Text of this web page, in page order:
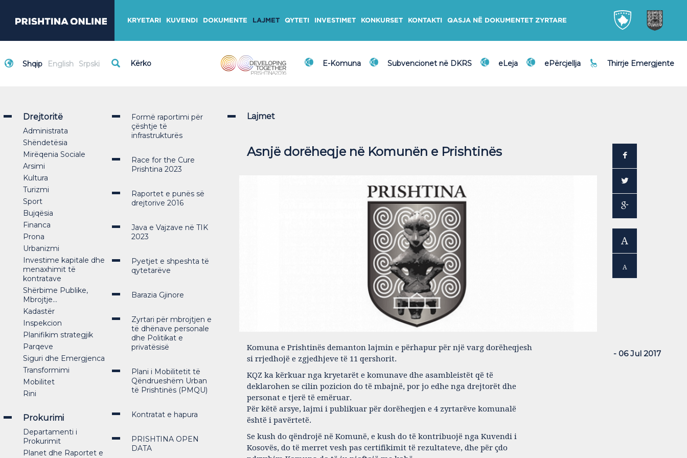
KRYETARI KUVENDI DOKUMENTE LAJMET QYTETI INVESTIMET KONKURSET KONTAKTI QASJA NË DOKUMENTET ZYRTARE
Shqip English Srpski E-Komuna Subvencionet në DKRS eLeja ePërcjellja Thirrje Emergjente
Drejtoritë
Administrata
Shëndetësia
Mirëqenia Sociale
Arsimi
Kultura
Turizmi
Sport
Bujqësia
Financa
Prona
Urbanizmi
Investime kapitale dhe
menaxhimit të
kontratave
Shërbime Publike,
Mbrojtje...
Kadastër
Inspekcion
Planifikim strategjik
Parqeve
Siguri dhe Emergjenca
Transformimi
Mobilitet
Rini
Prokurimi
Departamenti i
Prokurimit
Planet dhe Raportet e
Formë raportimi për
çështje të
infrastrukturës
Race for the Cure
Prishtina 2023
Raportet e punës së
drejtorive 2016
Java e Vajzave në TIK
2023
Pyetjet e shpeshta të
qytetarëve
Barazia Gjinore
Zyrtari për mbrojtjen e
të dhënave personale
dhe Politikat e
privatësisë
Plani i Mobilitetit të
Qëndrueshëm Urban
të Prishtinës (PMQU)
Kontratat e hapura
PRISHTINA OPEN
DATA
Lajmet
Asnjë dorëheqje në Komunën e Prishtinës
- 06 Jul 2017
Komuna e Prishtinës demanton lajmin e përhapur për një varg dorëheqjesh
si rrjedhojë e zgjedhjeve të 11 qershorit.
KQZ ka kërkuar nga kryetarët e komunave dhe asambleistët që të
deklarohen se cilin pozicion do të mbajnë, por jo edhe nga drejtorët dhe
personat e tjerë të emëruar.
Për këtë arsye, lajmi i publikuar për dorëheqjen e 4 zyrtarëve komunalë
është i pavërtetë.
Se kush do qëndrojë në Komunë, e kush do të kontribuojë nga Kuvendi i
Kosovës, do të merret vesh pas certifikimit të rezultateve, dhe për çdo
A
A